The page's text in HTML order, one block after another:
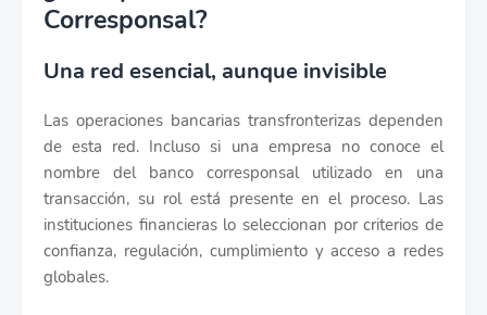
Corresponsal?
Una red esencial, aunque invisible
Las operaciones bancarias transfronterizas dependen
de esta red. Incluso si una empresa no conoce el
nombre del banco corresponsal utilizado en una
transacción, su rol está presente en el proceso. Las
instituciones financieras lo seleccionan por criterios de
confianza, regulación, cumplimiento y acceso a redes
globales.